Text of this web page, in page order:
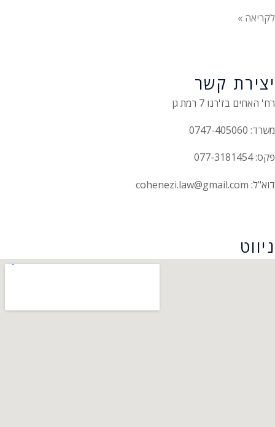
לקריאה »
יצירת קשר
רח' האחים בז'רנו 7 רמת גן
משרד: 0747-405060
פקס: 077-3181454
דוא"ל: cohenezi.law@gmail.com
ניווט